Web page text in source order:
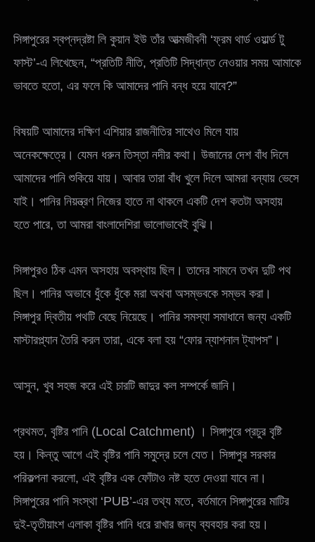
সিঙ্গাপুরের স্বপ্নদ্রষ্টা লি কুয়ান ইউ তাঁর আত্মজীবনী ‘ফ্রম থার্ড ওয়ার্ল্ড টু
ফাস্ট’-এ লিখেছেন, “প্রতিটি নীতি, প্রতিটি সিদ্ধান্ত নেওয়ার সময় আমাকে
ভাবতে হতো, এর ফলে কি আমাদের পানি বন্ধ হয়ে যাবে?”
বিষয়টি আমাদের দক্ষিণ এশিয়ার রাজনীতির সাথেও মিলে যায়
অনেকক্ষেত্রে। যেমন ধরুন তিস্তা নদীর কথা। উজানের দেশ বাঁধ দিলে
আমাদের পানি শুকিয়ে যায়। আবার তারা বাঁধ খুলে দিলে আমরা বন্যায় ভেসে
যাই। পানির নিয়ন্ত্রণ নিজের হাতে না থাকলে একটি দেশ কতটা অসহায়
হতে পারে, তা আমরা বাংলাদেশিরা ভালোভাবেই বুঝি।
সিঙ্গাপুরও ঠিক এমন অসহায় অবস্থায় ছিল। তাদের সামনে তখন দুটি পথ
ছিল। পানির অভাবে ধুঁকে ধুঁকে মরা অথবা অসম্ভবকে সম্ভব করা।
সিঙ্গাপুর দ্বিতীয় পথটি বেছে নিয়েছে। পানির সমস্যা সমাধানে জন্য একটি
মাস্টারপ্ল্যান তৈরি করল তারা, একে বলা হয় “ফোর ন্যাশনাল ট্যাপস”।
আসুন, খুব সহজ করে এই চারটি জাদুর কল সম্পর্কে জানি।
প্রথমত, বৃষ্টির পানি (Local Catchment) । সিঙ্গাপুরে প্রচুর বৃষ্টি
হয়। কিন্তু আগে এই বৃষ্টির পানি সমুদ্রে চলে যেত। সিঙ্গাপুর সরকার
পরিকল্পনা করলো, এই বৃষ্টির এক ফোঁটাও নষ্ট হতে দেওয়া যাবে না।
সিঙ্গাপুরের পানি সংস্থা ‘PUB’-এর তথ্য মতে, বর্তমানে সিঙ্গাপুরের মাটির
দুই-তৃতীয়াংশ এলাকা বৃষ্টির পানি ধরে রাখার জন্য ব্যবহার করা হয়।